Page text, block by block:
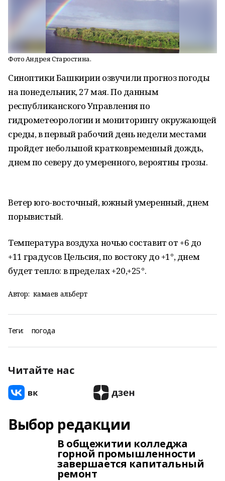
Фото Андрея Старостина.
Синоптики Башкирии озвучили прогноз погоды
на понедельник, 27 мая. По данным
республиканского Управления по
гидрометеорологии и мониторингу окружающей
среды, в первый рабочий день недели местами
пройдет небольшой кратковременный дождь,
днем по северу до умеренного, вероятны грозы.
Ветер юго-восточный, южный умеренный, днем
порывистый.
Температура воздуха ночью составит от +6 до
+11 градусов Цельсия, по востоку до +1°, днем
будет тепло: в пределах +20,+25°.
Автор: камаев альберт
Теги: погода
Читайте нас
Выбор редакции
В общежитии колледжа
горной промышленности
завершается капитальный
ремонт